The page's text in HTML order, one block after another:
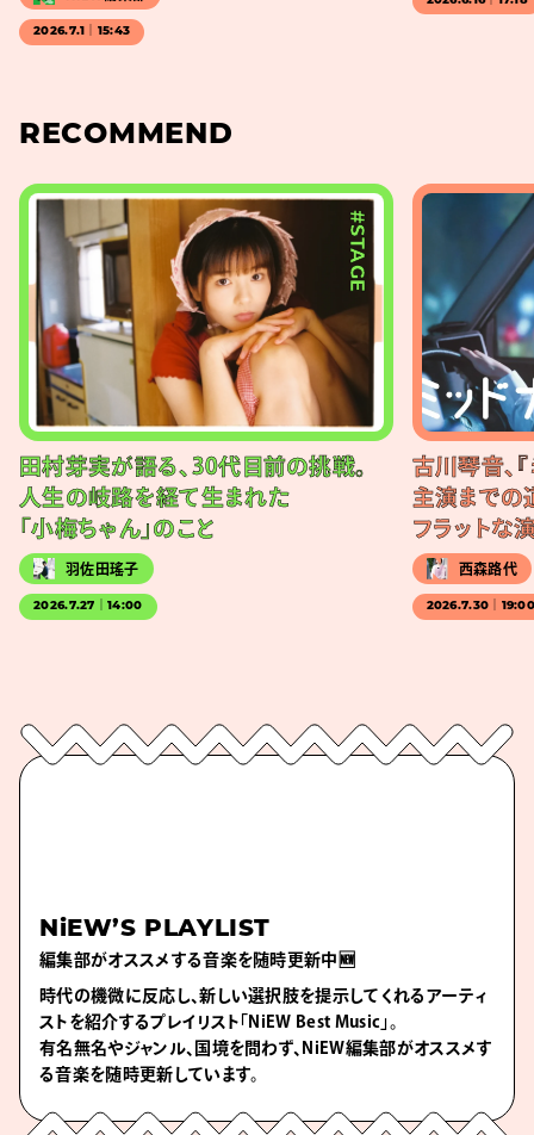
2026.7.1｜15:43
RECOMMEND
#STAGE
田村芽実が語る、30代目前の挑戦。
人生の岐路を経て生まれた
「小梅ちゃん」のこと
羽佐田瑤子
2026.7.27｜14:00
古川琴音、
主演までの
フラットな
西森路代
2026.7.30｜
NiEW’S PLAYLIST
編集部がオススメする音楽を随時更新中🆕
時代の機微に反応し、新しい選択肢を提示してくれるアーティ
ストを紹介するプレイリスト「NiEW Best Music」。
有名無名やジャンル、国境を問わず、NiEW編集部がオススメす
る音楽を随時更新しています。